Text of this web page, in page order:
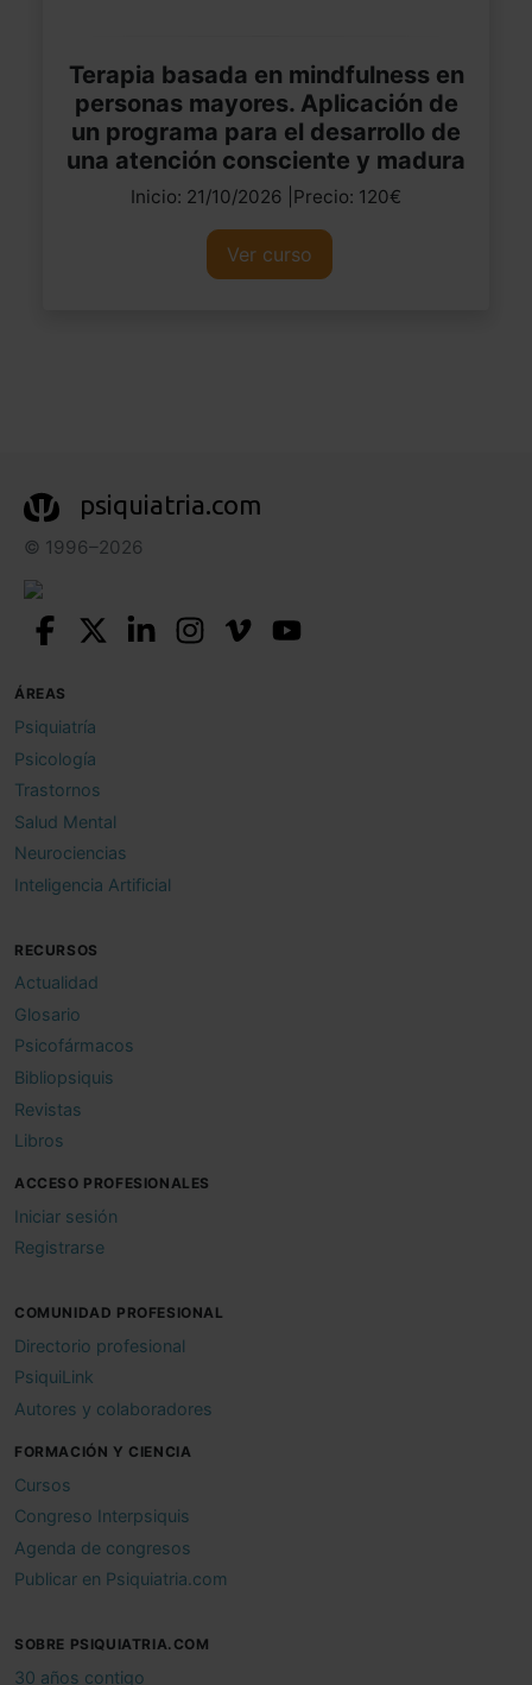
Terapia basada en mindfulness en
personas mayores. Aplicación de
un programa para el desarrollo de
una atención consciente y madura
Inicio: 21/10/2026 |Precio: 120€
Ver curso
psiquiatria.com
© 1996–2026
ÁREAS
Psiquiatría
Psicología
Trastornos
Salud Mental
Neurociencias
Inteligencia Artificial
RECURSOS
Actualidad
Glosario
Psicofármacos
Bibliopsiquis
Revistas
Libros
ACCESO PROFESIONALES
Iniciar sesión
Registrarse
COMUNIDAD PROFESIONAL
Directorio profesional
PsiquiLink
Autores y colaboradores
FORMACIÓN Y CIENCIA
Cursos
Congreso Interpsiquis
Agenda de congresos
Publicar en Psiquiatria.com
SOBRE PSIQUIATRIA.COM
30 años contigo